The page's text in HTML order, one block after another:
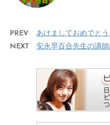
PREV
あけましておめでと
NEXT
安永早百合先生の講